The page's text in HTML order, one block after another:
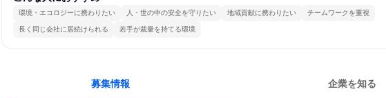
環境・エコロジーに携わりたい 人・世の中の安全を守りたい 地域貢献に携わりたい チームワークを重視
長く同じ会社に居続けられる 若手が裁量を持てる環境
募集情報 企業を知る